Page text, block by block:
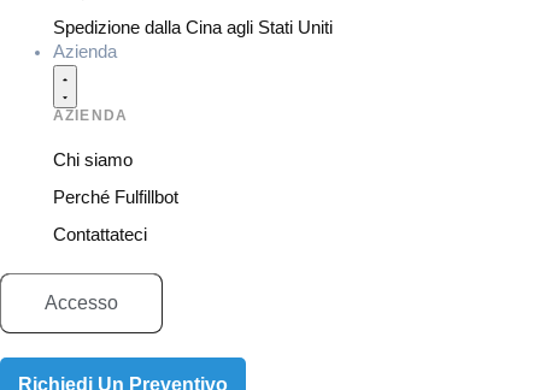
Spedizione dalla Cina agli Stati Uniti
Azienda
AZIENDA
Chi siamo
Perché Fulfillbot
Contattateci
Accesso
Richiedi Un Preventivo